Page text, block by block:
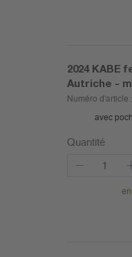
2024 KABE
Autriche -
Numéro d'article :
avec
Quantité